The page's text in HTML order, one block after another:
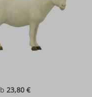
23,80 €